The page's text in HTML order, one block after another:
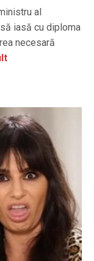
al
iasă cu diploma
necesară